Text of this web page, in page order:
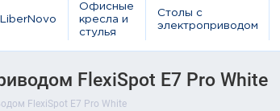
LiberNovo
Офисные
кресла и
стулья
Столы с
электроприводом
FlexiSpot E7 Pro White
FlexiSpot E7 Pro White